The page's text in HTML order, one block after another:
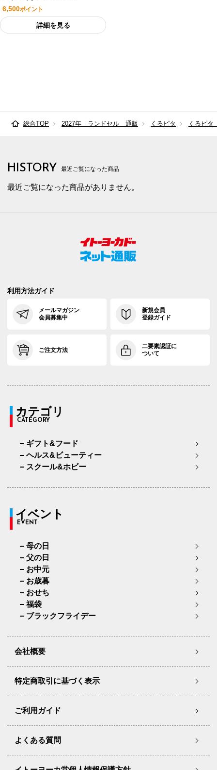
6,500ポイント
詳細を見る
総合TOP 2027年 ランドセル 通販 くるピタ くるピ
HISTORY 最近ご覧になった商品
最近ご覧になった商品がありません。
利用方法ガイド
メールマガジン
会員募集中
新規会員
登録ガイド
ご注文方法
二要素認証に
ついて
カテゴリ
CATEGORY
ギフト&フード
ヘルス&ビューティー
スクール&ホビー
イベント
EVENT
母の日
父の日
お中元
お歳暮
おせち
福袋
ブラックフライデー
会社概要
特定商取引に基づく表示
ご利用ガイド
よくある質問